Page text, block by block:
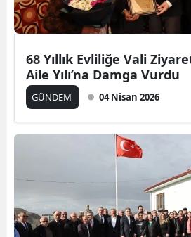
68 Yıllık Evliliğe Vali
Aile Yılı’na Damga Vurdu
GÜNDEM 04 Nisan 2026